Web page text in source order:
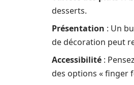
desserts.
Présentation : Un
de décoration peut
Accessibilité :
des options « finger